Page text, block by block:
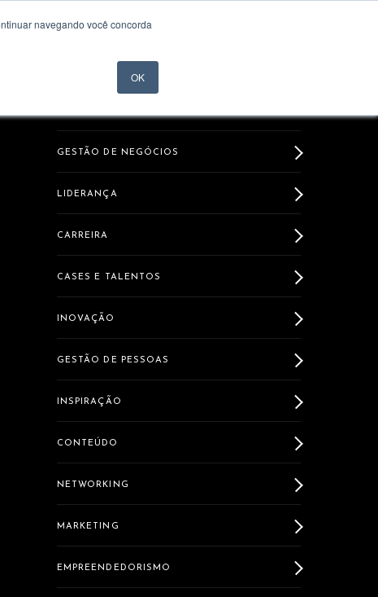
navegando você concorda
OK
GESTÃO DE NEGÓCIOS
LIDERANÇA
CARREIRA
CASES E TALENTOS
INOVAÇÃO
GESTÃO DE PESSOAS
INSPIRAÇÃO
CONTEÚDO
NETWORKING
MARKETING
EMPREENDEDORISMO